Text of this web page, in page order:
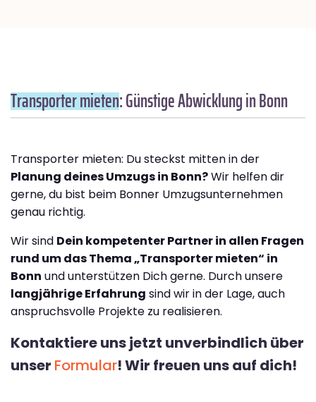
Transporter mieten: Günstige Abwicklung in Bonn
Transporter mieten: Du steckst mitten in der
Planung deines Umzugs in Bonn?Wir helfen dir
gerne, du bist beim Bonner Umzugsunternehmen
genau richtig.
Wir sind Dein kompetenter Partner in allen Fragen
rund um das Thema „Transporter mieten“ in
Bonn und unterstützen Dich gerne. Durch unsere
langjährige Erfahrung sind wir in der Lage, auch
anspruchsvolle Projekte zu realisieren.
Kontaktiere uns jetzt unverbindlich über
unser Formular! Wir freuen uns auf dich!